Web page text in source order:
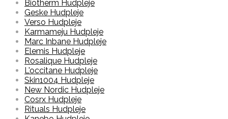
Biotherm Hudpleje
Geske Hudpleje
Verso Hudpleje
Karmameju Hudpleje
Marc Inbane Hudpleje
Elemis Hudpleje
Rosalique Hudpleje
L'occitane Hudpleje
Skin1004 Hudpleje
New Nordic Hudpleje
Cosrx Hudpleje
Rituals Hudpleje